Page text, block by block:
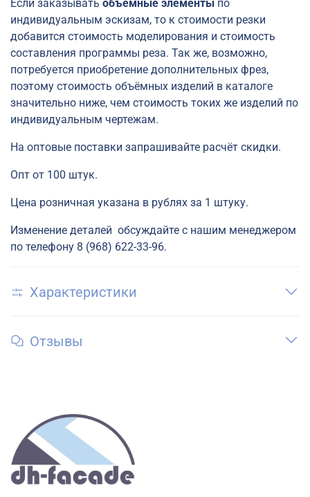
Если заказывать объёмные элементы по
индивидуальным эскизам, то к стоимости резки
добавится стоимость моделирования и стоимость
составления программы реза. Так же, возможно,
потребуется приобретение дополнительных фрез,
поэтому стоимость объёмных изделий в каталоге
значительно ниже, чем стоимость токих же изделий по
индивидуальным чертежам.
На оптовые поставки запрашивайте расчёт скидки.
Опт от 100 штук.
Цена розничная указана в рублях за 1 штуку.
Изменение деталей обсуждайте с нашим менеджером
по телефону 8 (968) 622-33-96.
Характеристики
Отзывы